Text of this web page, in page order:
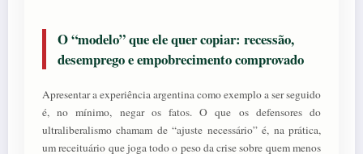
O “modelo” que ele quer copiar: recessão,
desemprego e empobrecimento comprovado
Apresentar a experiência argentina como exemplo a ser seguido
é, no mínimo, negar os fatos. O que os defensores do
ultraliberalismo chamam de “ajuste necessário” é, na prática,
um receituário que joga todo o peso da crise sobre quem menos